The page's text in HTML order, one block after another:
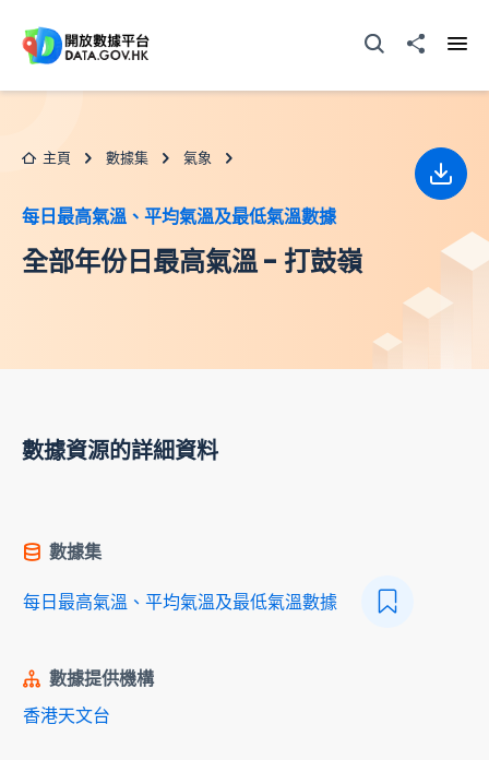
打開搜尋器分享至
主頁 數據集 氣象
每日最高氣溫、平均氣溫及最低氣溫數據
全部年份日最高氣溫 - 打鼓嶺
下載
數據資源的詳細資料
數據集
每日最高氣溫、平均氣溫及最低氣溫數據
數據提供機構
香港天文台